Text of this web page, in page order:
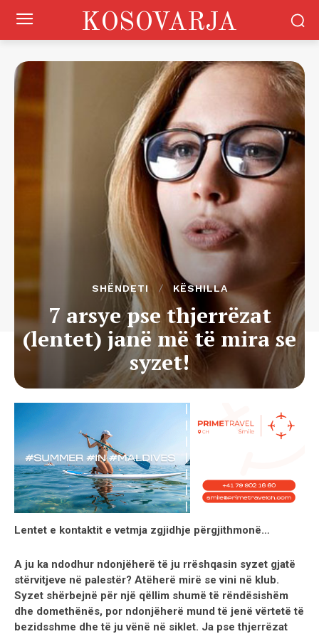
KOSOVARJA
SHËNDETI KËSHILLA
7 arsye pse thjerrëzat
(lentet) janë më të mira se
syzet!
Lentet e kontaktit e vetmja zgjidhje përgjithmonë…
A ju ka ndodhur ndonjëherë të ju rrëshqasin syzet gjatë
stërvitjeve në palestër? Atëherë mirë se vini në klub.
Syzet shërbejnë për një qëllim shumë të rëndësishëm
dhe domethënës, por ndonjëherë mund të jenë vërtetë të
bezidsshme dhe të ju vënë në siklet. Ja pse thjerrëzat